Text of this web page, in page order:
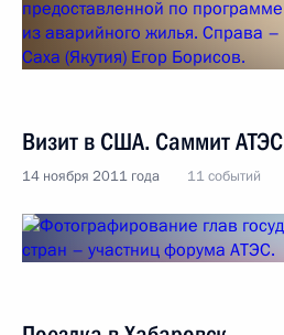
Визит в США. Саммит АТЭС
14 ноября 2011 года 11 событий